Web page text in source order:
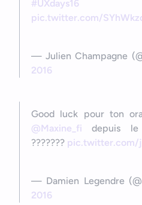
#UXdays16
pic.twitter.com/
— Julien Champagne
2016
Good luck pour ton
@Maxine_fi depuis le
??????? pic.twitter.com/
— Damien Legendre
2016